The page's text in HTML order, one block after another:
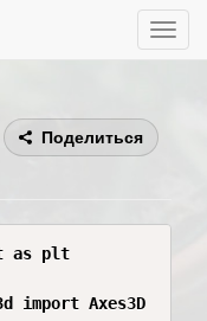
Toggle
Поделиться
as plt
import Axes3D